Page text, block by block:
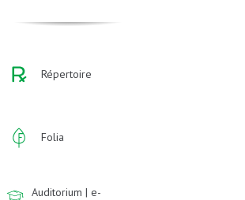
Répertoire
Folia
Auditorium | e-